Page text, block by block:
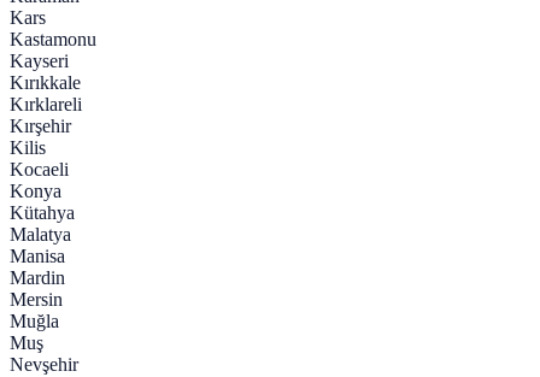
Kars
Kastamonu
Kayseri
Kırıkkale
Kırklareli
Kırşehir
Kilis
Kocaeli
Konya
Kütahya
Malatya
Manisa
Mardin
Mersin
Muğla
Muş
Nevşehir